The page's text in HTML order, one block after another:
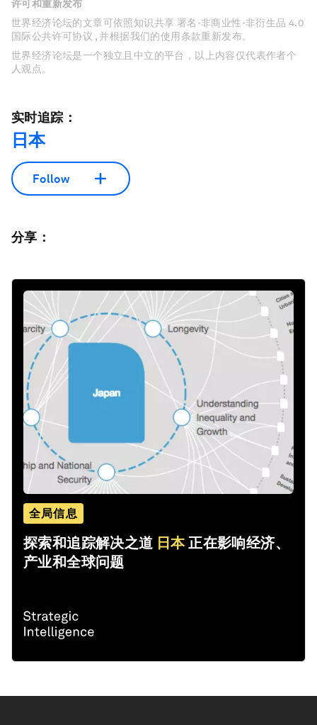
许可和重新发布
世界经济论坛的文章可依照知识共享 署名-非商业性-非衍生品 4.0
国际公共许可协议 , 并根据我们的使用条款重新发布。
世界经济论坛是一个独立且中立的平台，以上内容仅代表作者个
人观点。
实时追踪：
日本
Follow
分享：
全局信息
探索和追踪解决之道 日本正在影响经济、
产业和全球问题